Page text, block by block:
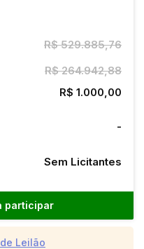
R$ 529.885,76
R$ 264.942,88
R$ 1.000,00
-
Sem Licitantes
participar
Leilão